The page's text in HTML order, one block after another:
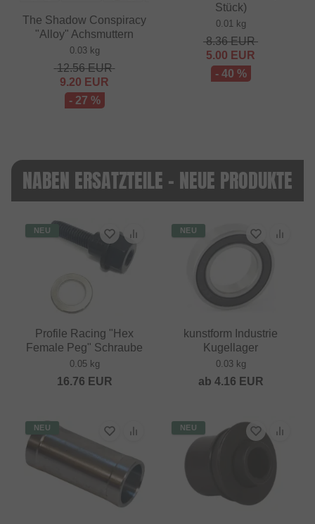
The Shadow Conspiracy
"Alloy" Achsmuttern
0.03 kg
12.56EUR
9.20 EUR
- 27 %
Stück)
0.01 kg
8.36EUR
5.00 EUR
- 40 %
NABEN ERSATZTEILE - NEUE PRODUKTE
NEU
Profile Racing "Hex
Female Peg" Schraube
0.05 kg
16.76 EUR
NEU
kunstform Industrie
Kugellager
0.03 kg
ab 4.16 EUR
NEU NEU